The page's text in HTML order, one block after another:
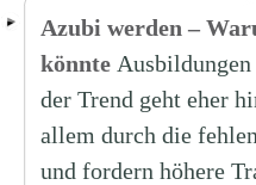
Azubi werden –
könnte
der Trend geht eher
allem durch die
und fordern höhere